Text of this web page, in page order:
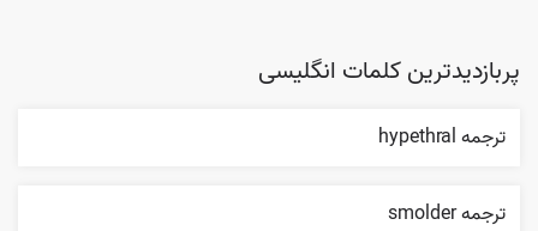
پربازدیدترین کلمات انگلیسی
ترجمه hypethral
ترجمه smolder